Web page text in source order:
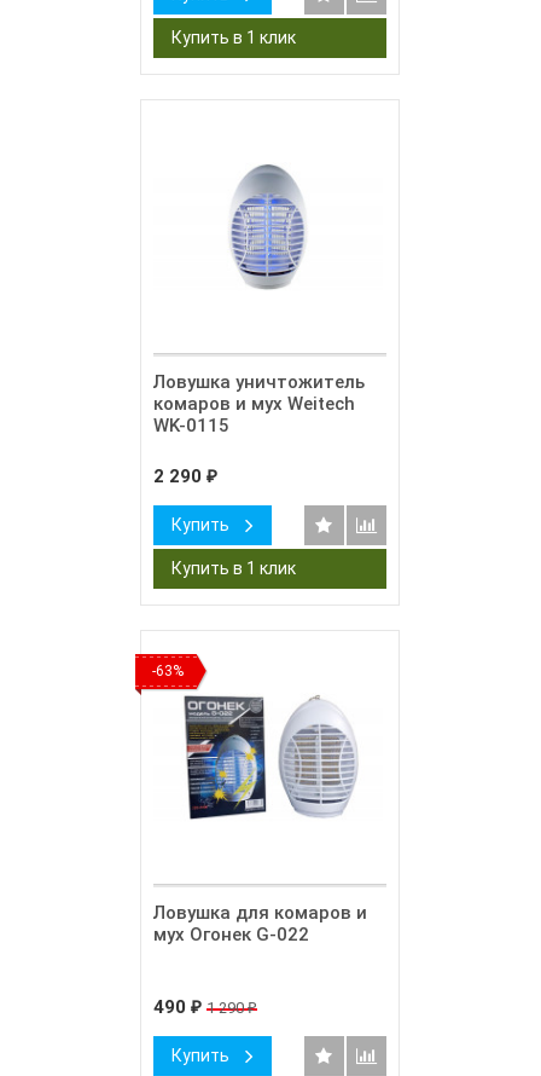
Ловушка уничтожитель
комаров и мух Weitech
WK-0115
2 290 ₽
Купить
-63%
Ловушка для комаров и
мух Огонек G-022
490 ₽ 1 290₽
Купить